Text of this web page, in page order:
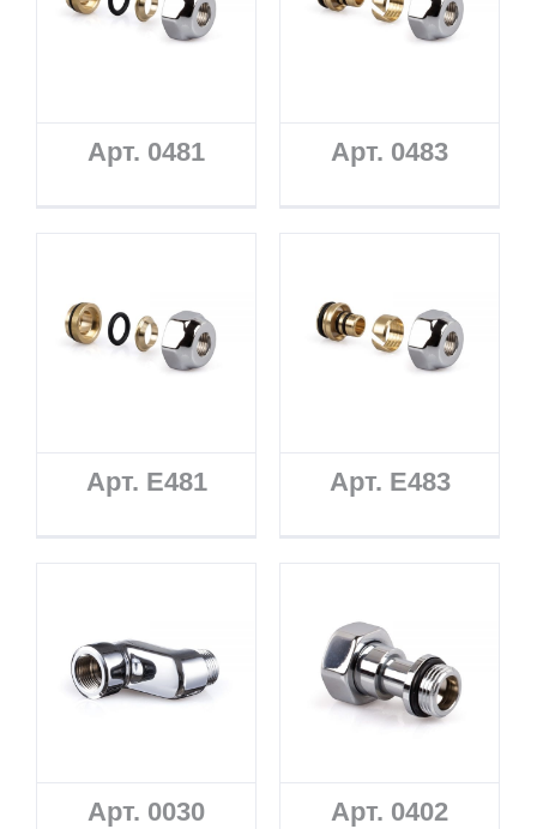
Арт. 0481 Арт. 0483
Арт. E481 Арт. E483
Арт. 0030 Арт. 0402